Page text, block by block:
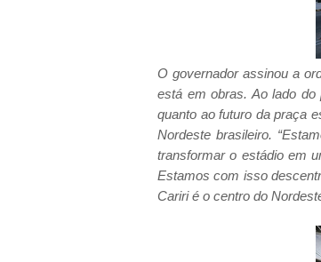
O governador assinou a
está em obras. Ao lado do
quanto ao futuro da praça
Nordeste brasileiro.
transformar o estádio em
Estamos com isso
Cariri é o centro do